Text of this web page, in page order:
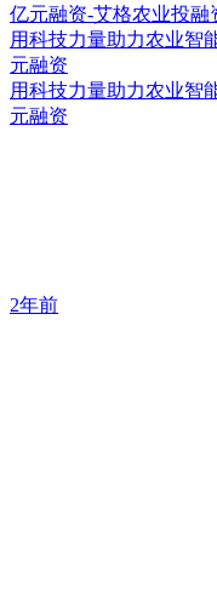
用科技力量助力农业智
元融资
用科技力量助力农业智
元融资
2年前